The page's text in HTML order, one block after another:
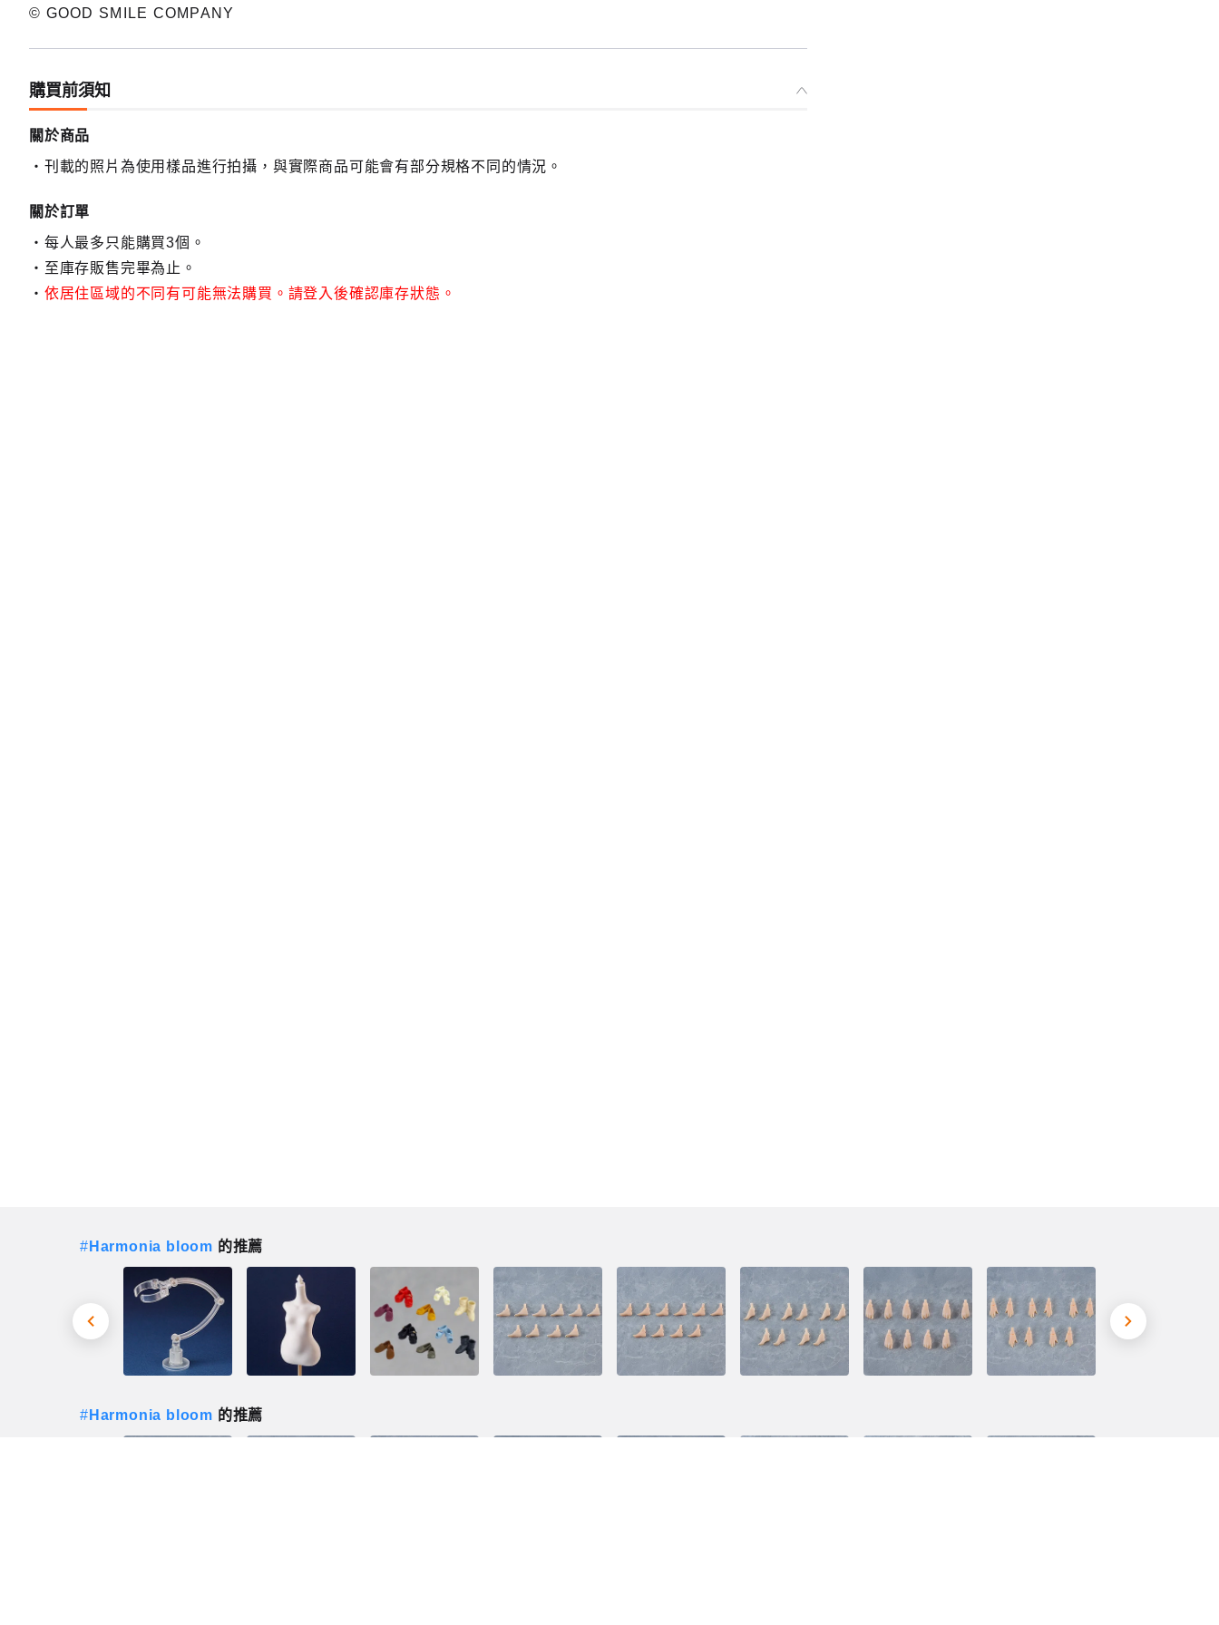
© GOOD SMILE COMPANY
購買前須知
關於商品
刊載的照片為使用樣品進行拍攝，與實際商品可能會有部分規格不同的情況。
關於訂單
每人最多只能購買3個。
至庫存販售完畢為止。
依居住區域的不同有可能無法購買。請登入後確認庫存狀態。
# Harmonia bloom 的推薦
# Harmonia bloom 的推薦